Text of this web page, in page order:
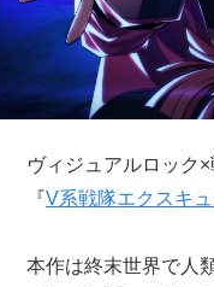
ヴィジュアルロック
『V系戦隊エクスキ
本作は終末世界で人